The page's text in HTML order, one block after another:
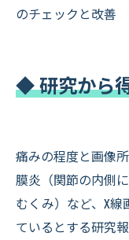
のチェックと改善
◆ 研究から
痛みの程度と画像
膜炎（関節の内側
むくみ）など、X
ているとする研究